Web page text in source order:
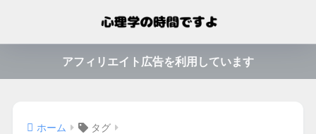
アフィリエイト広告を利用しています
ホーム タグ